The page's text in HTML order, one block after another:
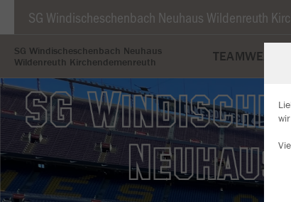
SG Windischeschenbach Neuhaus Wildenreuth
SG Windischeschenbach Neuhaus
Wildenreuth Kirchendemenreuth
TEAMWEAR